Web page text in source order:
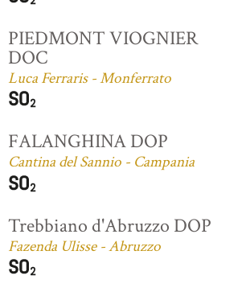
PIEDMONT VIOGNIER
DOC
Luca Ferraris - Monferrato
FALANGHINA DOP
Cantina del Sannio - Campania
Trebbiano d'Abruzzo DOP
Fazenda Ulisse - Abruzzo